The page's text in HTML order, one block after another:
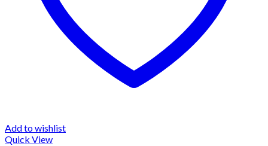
Add to wishlist
Quick View